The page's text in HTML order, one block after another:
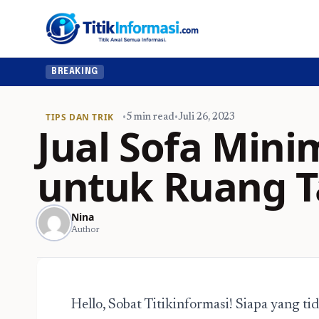
BREAKING
TIPS DAN TRIK •5 min read•Juli 26, 2023
Jual Sofa
untuk Ruang
Nina
Author
Hello, Sobat Titikinformasi! Siapa yang